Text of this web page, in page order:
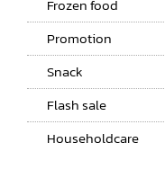
Frozen food
Promotion
Snack
Flash sale
Householdcare